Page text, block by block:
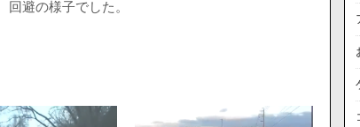
避の様子でした。